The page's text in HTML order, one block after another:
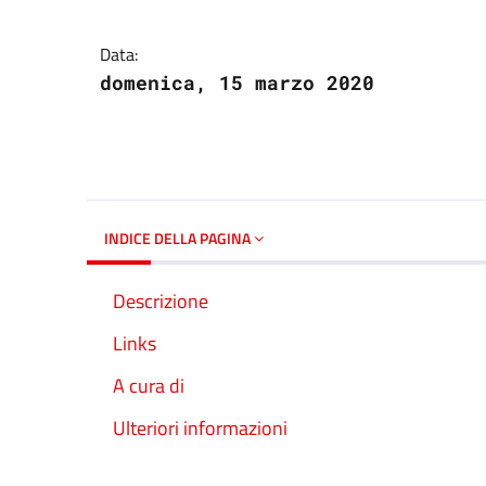
Data:
domenica, 15 marzo 2020
INDICE DELLA PAGINA
Descrizione
Links
A cura di
Ulteriori informazioni